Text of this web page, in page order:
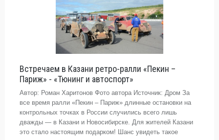
Встречаем в Казани ретро-ралли «Пекин –
Париж» - «Тюнинг и автоспорт»
Автор: Роман Харитонов Фото автора Источник: Дром За
все время ралли «Пекин – Париж» длинные остановки на
контрольных точках в России случились всего лишь
дважды — в Казани и Новосибирске. Для жителей Казани
это стало настоящим подарком! Шанс увидеть такое